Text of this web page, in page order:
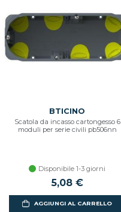
BTICINO
Scatola da incasso cartongesso 6
moduli per serie civili pb506nn
Disponibile 1-3 giorni
5,08 €
AGGIUNGI AL CARRELLO